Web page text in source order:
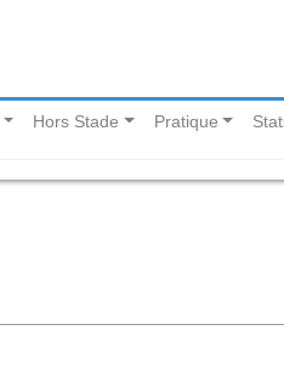
Hors Stade Pratique